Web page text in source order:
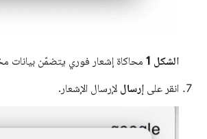
الشكل 1 محاكاة إشعار فوري يتضمّن
انقر على إرسال لإرسال الإشعار.